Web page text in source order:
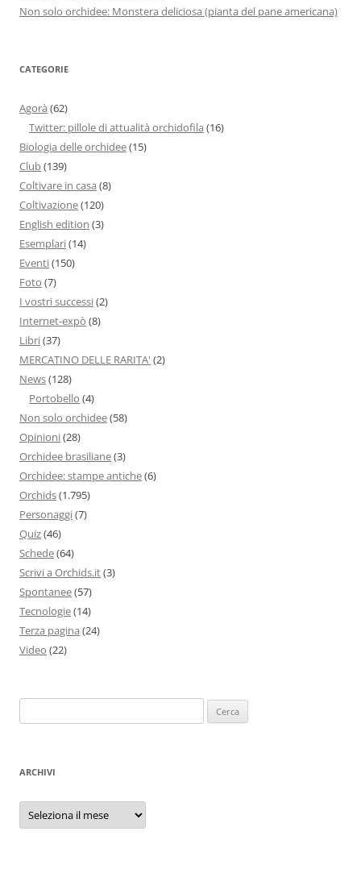
Non solo orchidee: Monstera deliciosa (pianta del pane americana)
CATEGORIE
Agorà (62)
Twitter: pillole di attualità orchidofila (16)
Biologia delle orchidee(15)
Club(139)
Coltivare in casa (8)
Coltivazione(120)
English edition (3)
Esemplari(14)
Eventi(150)
Foto (7)
I vostri successi(2)
Internet-expò (8)
Libri(37)
MERCATINO DELLE RARITA' (2)
News(128)
Portobello (4)
Non solo orchidee(58)
Opinioni(28)
Orchidee brasiliane(3)
Orchidee: stampe antiche(6)
Orchids(1.795)
Personaggi(7)
Quiz(46)
Schede(64)
Scrivi a Orchids.it(3)
Spontanee(57)
Tecnologie(14)
Terza pagina (24)
Video (22)
per:
ARCHIVI
Archivi